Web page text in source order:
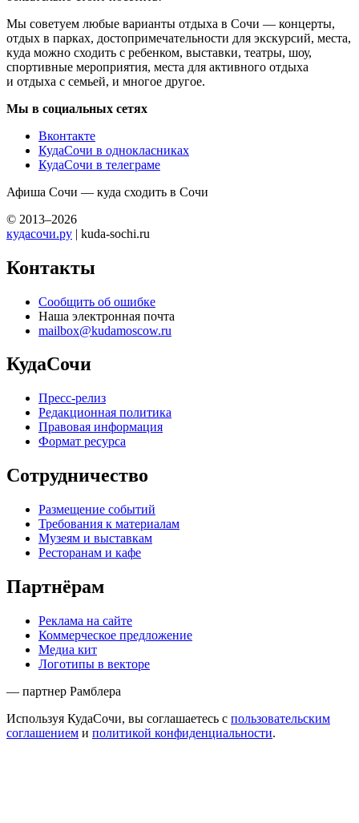
Мы советуем любые варианты отдыха в Сочи — концерты,
отдых в парках, достопримечательности для экскурсий, места,
куда можно сходить с ребенком, выставки, театры, шоу,
спортивные мероприятия, места для активного отдыха
и отдыха с семьей, и многое другое.
Мы в социальных сетях
Вконтакте
КудаСочи в однокласниках
КудаСочи в телеграме
Афиша Сочи — куда сходить в Сочи
© 2013–2026
кудасочи.ру | kuda-sochi.ru
Контакты
Сообщить об ошибке
Наша электронная почта
mailbox@kudamoscow.ru
КудаСочи
Пресс-релиз
Редакционная политика
Правовая информация
Формат ресурса
Сотрудничество
Размещение событий
Требования к материалам
Музеям и выставкам
Ресторанам и кафе
Партнёрам
Реклама на сайте
Коммерческое предложение
Медиа кит
Логотипы в векторе
— партнер Рамблера
Используя КудаСочи, вы соглашаетесь с пользовательским
соглашением и политикой конфиденциальности.